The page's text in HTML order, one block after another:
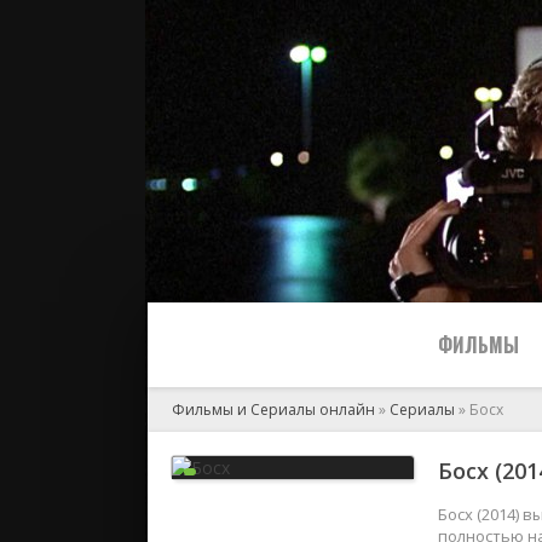
ФИЛЬМЫ
2024
Фильмы и Сериалы онлайн » Сериалы » Босх
Босх
Босх (2014)
полностью